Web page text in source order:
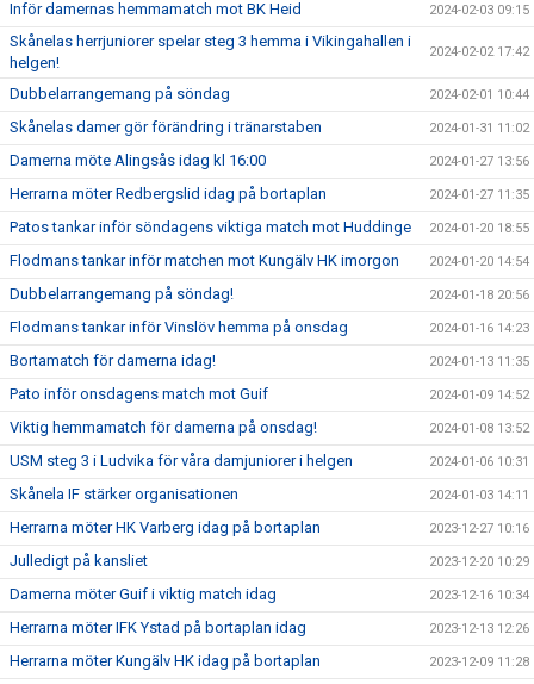
Inför damernas hemmamatch mot BK Heid 2024-02-03 09:15
Skånelas herrjuniorer spelar steg 3 hemma i Vikingahallen i
helgen!
2024-02-02 17:42
Dubbelarrangemang på söndag 2024-02-01 10:44
Skånelas damer gör förändring i tränarstaben 2024-01-31 11:02
Damerna möte Alingsås idag kl 16:00 2024-01-27 13:56
Herrarna möter Redbergslid idag på bortaplan 2024-01-27 11:35
Patos tankar inför söndagens viktiga match mot Huddinge 2024-01-20 18:55
Flodmans tankar inför matchen mot Kungälv HK imorgon 2024-01-20 14:54
Dubbelarrangemang på söndag! 2024-01-18 20:56
Flodmans tankar inför Vinslöv hemma på onsdag 2024-01-16 14:23
Bortamatch för damerna idag! 2024-01-13 11:35
Pato inför onsdagens match mot Guif 2024-01-09 14:52
Viktig hemmamatch för damerna på onsdag! 2024-01-08 13:52
USM steg 3 i Ludvika för våra damjuniorer i helgen 2024-01-06 10:31
Skånela IF stärker organisationen 2024-01-03 14:11
Herrarna möter HK Varberg idag på bortaplan 2023-12-27 10:16
Julledigt på kansliet 2023-12-20 10:29
Damerna möter Guif i viktig match idag 2023-12-16 10:34
Herrarna möter IFK Ystad på bortaplan idag 2023-12-13 12:26
Herrarna möter Kungälv HK idag på bortaplan 2023-12-09 11:28